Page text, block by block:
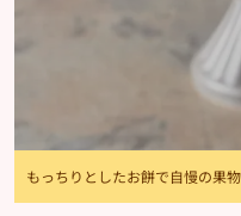
もっちりとしたお餅で自慢の果